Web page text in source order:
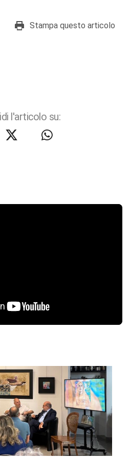
Stampa questo articolo
l'articolo su: